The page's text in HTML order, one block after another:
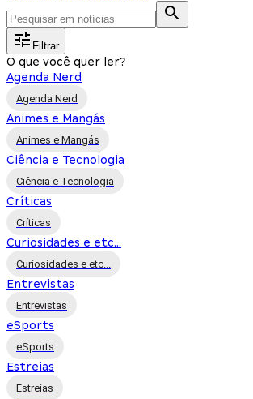
Filtrar
O que você quer ler?
Agenda Nerd
Agenda Nerd
Animes e Mangás
Animes e Mangás
Ciência e Tecnologia
Ciência e Tecnologia
Críticas
Críticas
Curiosidades e etc...
Curiosidades e etc...
Entrevistas
Entrevistas
eSports
eSports
Estreias
Estreias